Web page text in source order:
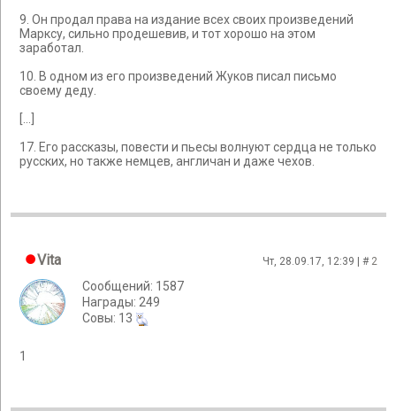
9. Он продал права на издание всех своих произведений
Марксу, сильно продешевив, и тот хорошо на этом
заработал.
10. В одном из его произведений Жуков писал письмо
своему деду.
[...]
17. Его рассказы, повести и пьесы волнуют сердца не только
русских, но также немцев, англичан и даже чехов.
Vita Чт, 28.09.17, 12:39 | # 2
Сообщений: 1587
Награды: 249
Cовы: 13
1